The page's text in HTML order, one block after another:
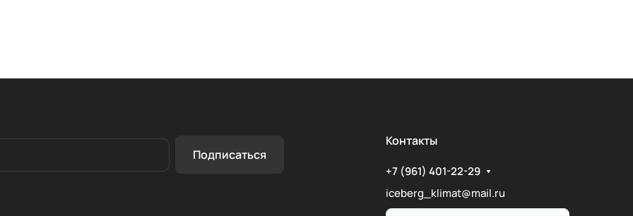
Подписаться
Контакты
+7 (961) 401-22-29
iceberg_klimat@mail.ru